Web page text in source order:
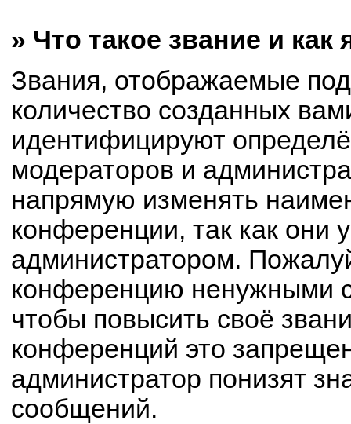
» Что такое звание и как
Звания, отображаемые
количество созданных
идентифицируют
модераторов и
напрямую изменять
конференции, так как они
администратором.
конференцию ненужными
чтобы повысить своё
конференций это
администратор понизят
сообщений.